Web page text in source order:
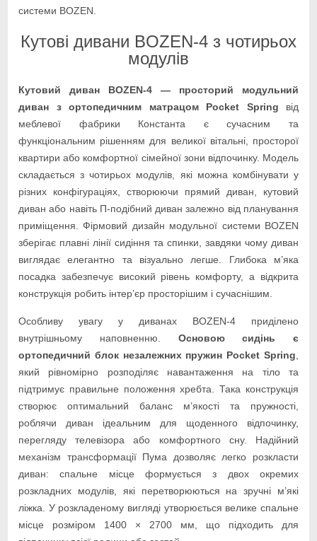
системи BOZEN.
Кутові дивани BOZEN-4 з чотирьох
модулів
Кутовий диван BOZEN-4 — просторий модульний
диван з ортопедичним матрацом Pocket Spring від
меблевої фабрики Константа є сучасним та
функціональним рішенням для великої вітальні, просторої
квартири або комфортної сімейної зони відпочинку. Модель
складається з чотирьох модулів, які можна комбінувати у
різних конфігураціях, створюючи прямий диван, кутовий
диван або навіть П-подібний диван залежно від планування
приміщення. Фірмовий дизайн модульної системи BOZEN
зберігає плавні лінії сидіння та спинки, завдяки чому диван
виглядає елегантно та візуально легше. Глибока м’яка
посадка забезпечує високий рівень комфорту, а відкрита
конструкція робить інтер’єр просторішим і сучаснішим.
Особливу увагу у диванах BOZEN-4 приділено
внутрішньому наповненню. Основою сидінь є
ортопедичний блок незалежних пружин Pocket Spring
який рівномірно розподіляє навантаження на тіло та
підтримує правильне положення хребта. Така конструкція
створює оптимальний баланс м’якості та пружності,
роблячи диван ідеальним для щоденного відпочинку,
перегляду телевізора або комфортного сну. Надійний
механізм трансформації Пума дозволяє легко розкласти
диван: спальне місце формується з двох окремих
розкладних модулів, які перетворюються на зручні м’які
ліжка. У розкладеному вигляді утворюється велике спальне
місце розміром 1400 × 2700 мм, що підходить для